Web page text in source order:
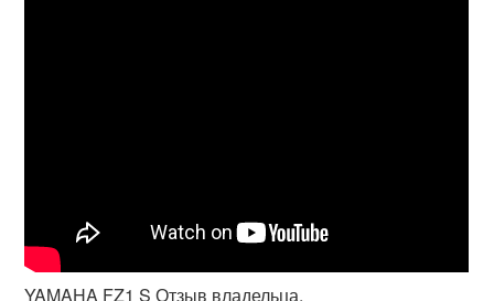
YAMAHA FZ1 S Отзыв владельца.